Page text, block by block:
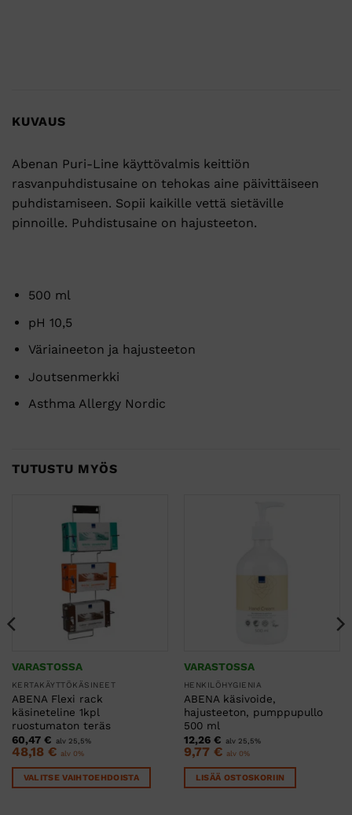
KUVAUS
Abenan Puri-Line käyttövalmis keittiön
rasvanpuhdistusaine on tehokas aine päivittäiseen
puhdistamiseen. Sopii kaikille vettä sietäville
pinnoille. Puhdistusaine on hajusteeton.
500 ml
pH 10,5
Väriaineeton ja hajusteeton
Joutsenmerkki
Asthma Allergy Nordic
TUTUSTU MYÖS
VARASTOSSA
KERTAKÄYTTÖKÄSINEET
ABENA Flexi rack
käsineteline 1kpl
ruostumaton teräs
60,47 € alv 25,5%
48,18 € alv 0%
VALITSE VAIHTOEHDOISTA
VARASTOSSA
HENKILÖHYGIENIA
ABENA käsivoide,
hajusteeton, pumppupullo
500 ml
12,26 € alv 25,5%
9,77 € alv 0%
LISÄÄ OSTOSKORIIN